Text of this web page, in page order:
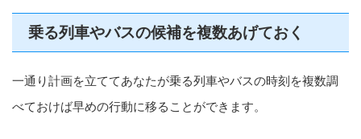
乗る列車やバスの候補を複数あげておく
一通り計画を立ててあなたが乗る列車やバスの時刻を複数調
べておけば早めの行動に移ることができます。